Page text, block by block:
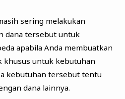
sering melakukan
dana tersebut untuk
apabila Anda membuatkan
khusus untuk kebutuhan
kebutuhan tersebut tentu
dana lainnya.